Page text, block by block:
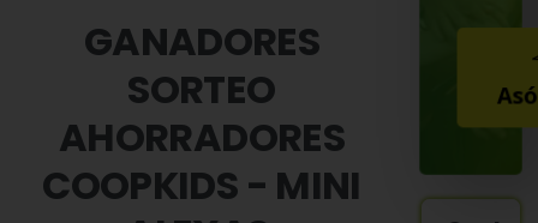
GANADORES
SORTEO
AHORRADORES
COOPKIDS - MINI